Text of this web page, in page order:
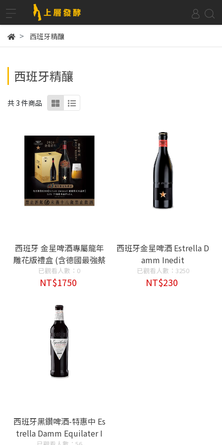
西班牙精釀
西班牙精釀
共 3 件商品
西班牙 金星啤酒專屬龍年
雕花版禮盒 (含德國最強蔡
司啤酒杯) Estrella Damm
Inedit
已觀看人數：0
NT$1750
西班牙金星啤酒 Estrella D
amm Inedit
已觀看人數：3250
NT$230
西班牙黑鑽啤酒-特惠中 Es
trella Damm Equilater I